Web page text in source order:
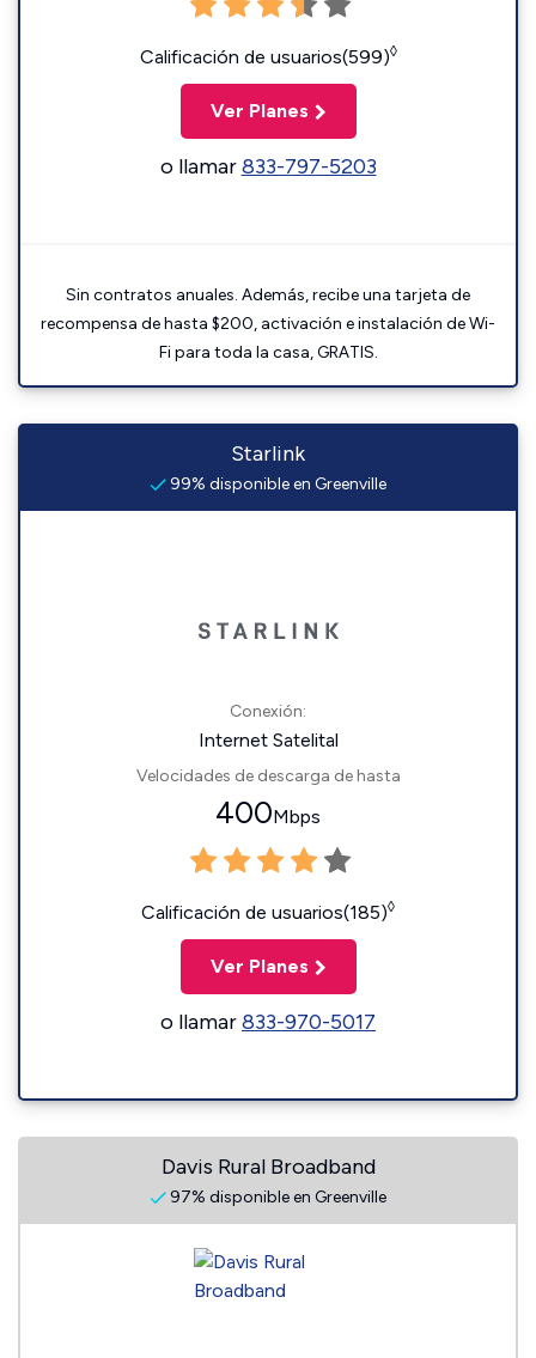
Calificación de usuarios(599)◊
Ver Planes
o llamar833-797-5203
Sin contratos anuales. Además, recibe una tarjeta de
recompensa de hasta $200, activación e instalación de Wi-
Fi para toda la casa, GRATIS.
Starlink
99% disponible en Greenville
Conexión:
Internet Satelital
Velocidades de descarga de hasta
400Mbps
Calificación de usuarios(185)◊
Ver Planes
o llamar833-970-5017
Davis Rural Broadband
97% disponible en Greenville